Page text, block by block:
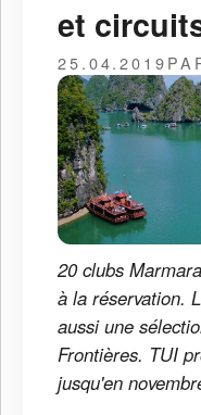
et
25.04.2019
20 clubs
à la réservation.
aussi une
Frontières. TUI
jusqu'en